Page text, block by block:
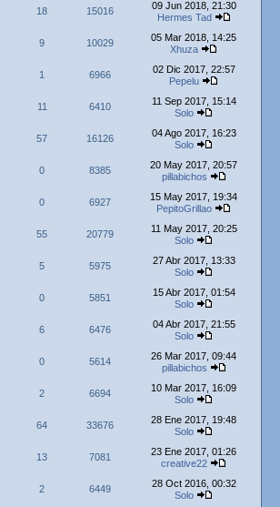
18 15016
09 Jun 2018, 21:30
Hermes Tad
9 10029
05 Mar 2018, 14:25
Xhuza
1 6966
02 Dic 2017, 22:57
Pepelu
11 6410
11 Sep 2017, 15:14
Solo
57 16126
04 Ago 2017, 16:23
Solo
0 8385
20 May 2017, 20:57
pillabichos
0 6927
15 May 2017, 19:34
PepitoGrillao
55 20779
11 May 2017, 20:25
Solo
5 5975
27 Abr 2017, 13:33
Solo
0 5851
15 Abr 2017, 01:54
Solo
6 6476
04 Abr 2017, 21:55
Solo
0 5614
26 Mar 2017, 09:44
pillabichos
2 6694
10 Mar 2017, 16:09
Solo
64 33676
28 Ene 2017, 19:48
Solo
13 7081
23 Ene 2017, 01:26
creative22
2 6449
28 Oct 2016, 00:32
Solo